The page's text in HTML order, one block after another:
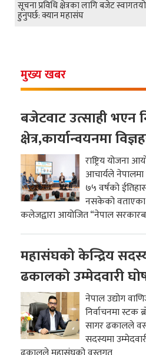
सूचना प्रविधि क्षेत्रका लागि बजेट
हुनुपर्छ: क्यान महासंघ
मुख्य खबर
बजेटवाट उत्साही भएन
क्षेत्र,कार्यान्वयनमा
राष्ट्रिय योजना
आचार्यले
७५ वर्षको
नसकेको वताएका
कलेजद्वारा आयोजित “नेपाल
महासंघको केन्द्रिय
ढकालको उम्मेदवारी
नेपाल उद्योग
निर्वाचनमा स्टक
सागर ढकालले
सदस्यमा